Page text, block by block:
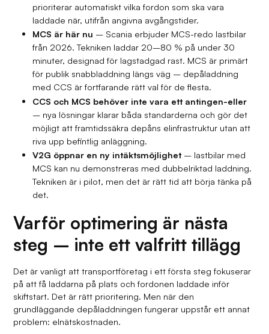
prioriterar automatiskt vilka fordon som ska vara
laddade när, utifrån angivna avgångstider.
MCS är här nu – Scania erbjuder MCS-redo lastbilar
från 2026. Tekniken laddar 20–80 % på under 30
minuter, designad för lagstadgad rast. MCS är primärt
för publik snabbladdning längs väg – depåladdning
med CCS är fortfarande rätt val för de flesta.
CCS och MCS behöver inte vara ett antingen-eller
– nya lösningar klarar båda standarderna och gör det
möjligt att framtidssäkra depåns elinfrastruktur utan att
riva upp befintlig anläggning.
V2G öppnar en ny intäktsmöjlighet– lastbilar med
MCS kan nu demonstreras med dubbelriktad laddning.
Tekniken är i pilot, men det är rätt tid att börja tänka på
det.
Varför optimering är nästa
steg – inte ett valfritt tillägg
Det är vanligt att transportföretag i ett första steg fokuserar
på att få laddarna på plats och fordonen laddade inför
skiftstart. Det är rätt prioritering. Men när den
grundläggande depåladdningen fungerar uppstår ett annat
problem: elnätskostnaden.